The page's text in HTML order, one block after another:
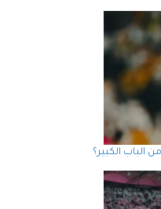
الباب الكبير؟